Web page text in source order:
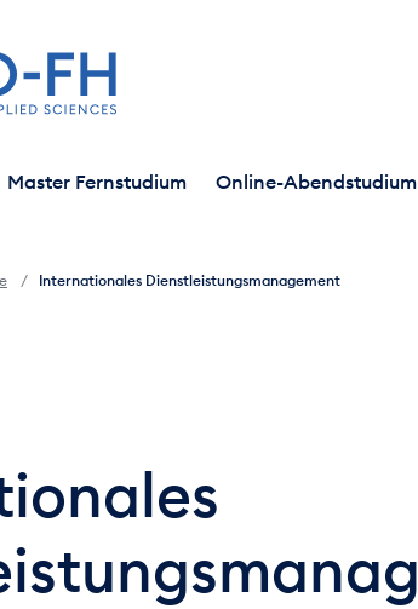
Master Fernstudium Online-Abendstudium
Internationales Dienstleistungsmanagement